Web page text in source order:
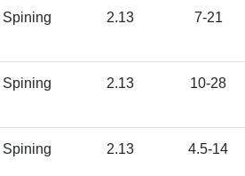
Spining 2.13 7-21
Spining 2.13 10-28
Spining 2.13 4.5-14